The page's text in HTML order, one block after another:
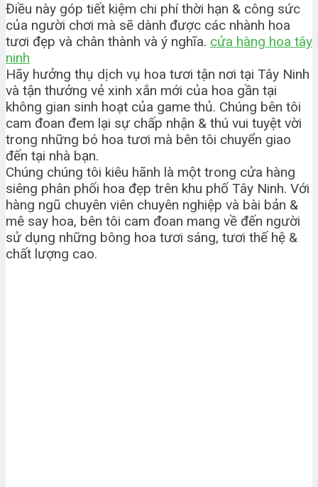
Điều này góp tiết kiệm chi phí thời hạn & công sức
của người chơi mà sẽ dành được các nhành hoa
tươi đẹp và chân thành và ý nghĩa. cửa hàng hoa tây
ninh
Hãy hưởng thụ dịch vụ hoa tươi tận nơi tại Tây Ninh
và tận thưởng vẻ xinh xắn mới của hoa gần tại
không gian sinh hoạt của game thủ. Chúng bên tôi
cam đoan đem lại sự chấp nhận & thú vui tuyệt vời
trong những bó hoa tươi mà bên tôi chuyển giao
đến tại nhà bạn.
Chúng chúng tôi kiêu hãnh là một trong cửa hàng
siêng phân phối hoa đẹp trên khu phố Tây Ninh. Với
hàng ngũ chuyên viên chuyên nghiệp và bài bản &
mê say hoa, bên tôi cam đoan mang về đến người
sử dụng những bông hoa tươi sáng, tươi thế hệ &
chất lượng cao.